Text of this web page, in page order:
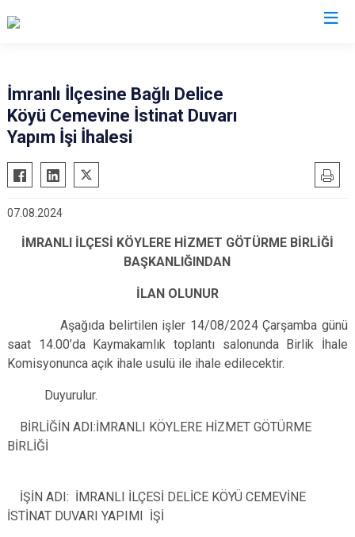
Akıncılar
Altınyayla
Divriği
Gölova
İmranlı
Ulaş
Zara
İmranlı İlçesine Bağlı Delice
Köyü Cemevine İstinat Duvarı
Yapım İşi İhalesi
07.08.2024
İMRANLI İLÇESİ KÖYLERE HİZMET GÖTÜRME BİRLİĞİ
BAŞKANLIĞINDAN
İLAN OLUNUR
Aşağıda belirtilen işler 14/08/2024 Çarşamba günü
saat 14.00’da Kaymakamlık toplantı salonunda Birlik İhale
Komisyonunca açık ihale usulü ile ihale edilecektir.
Duyurulur.
BİRLİĞİN ADI:İMRANLI KÖYLERE HİZMET GÖTÜRME
BİRLİĞİ
İŞİN ADI: İMRANLI İLÇESİ DELİCE KÖYÜ CEMEVİNE
İSTİNAT DUVARI YAPIMI İŞİ